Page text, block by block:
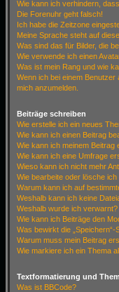
Wie kann ich verhindern,
Die Forenuhr geht falsch!
Ich habe die Zeitzone
Meine Sprache steht auf
Was sind das für Bilder, die
Wie verwende ich einen
Was ist mein Rang und wie
Wenn ich bei einem Benutzer
mich anzumelden.
Beiträge schreiben
Wie erstelle ich ein neues
Wie kann ich einen Beitrag
Wie kann ich meinem Beitrag
Wie kann ich eine Umfrage
Wieso kann ich nicht mehr
Wie bearbeite oder lösche
Warum kann ich auf
Weshalb kann ich keine
Weshalb wurde ich verwarnt?
Wie kann ich Beiträge den
Was bewirkt die
Warum muss mein Beitrag
Wie markiere ich ein Thema
Textformatierung und
Was ist BBCode?